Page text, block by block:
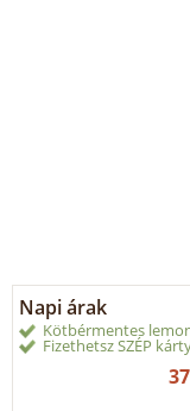
Napi árak
Kötbérmentes
Fizethetsz SZÉP